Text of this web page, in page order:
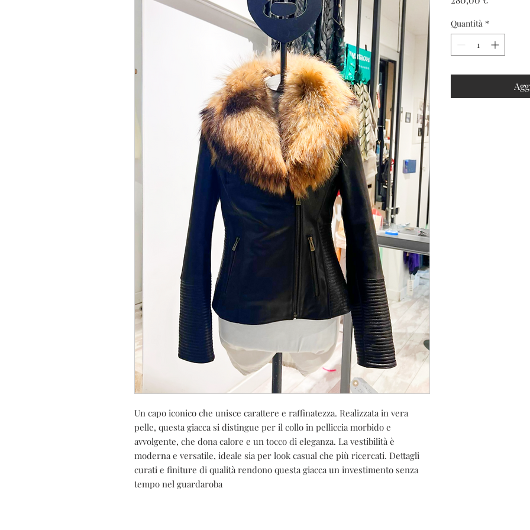
Un capo iconico che unisce carattere e raffinatezza. Realizzata in vera
pelle, questa giacca si distingue per il collo in pelliccia morbido e
avvolgente, che dona calore e un tocco di eleganza. La vestibilità è
moderna e versatile, ideale sia per look casual che più ricercati. Dettagli
curati e finiture di qualità rendono questa giacca un investimento senza
tempo nel guardaroba
Quantità *